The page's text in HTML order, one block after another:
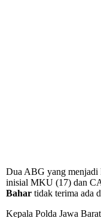
Dua ABG yang menjadi
inisial MKU (17) dan
Bahar tidak terima ada
Kepala Polda Jawa